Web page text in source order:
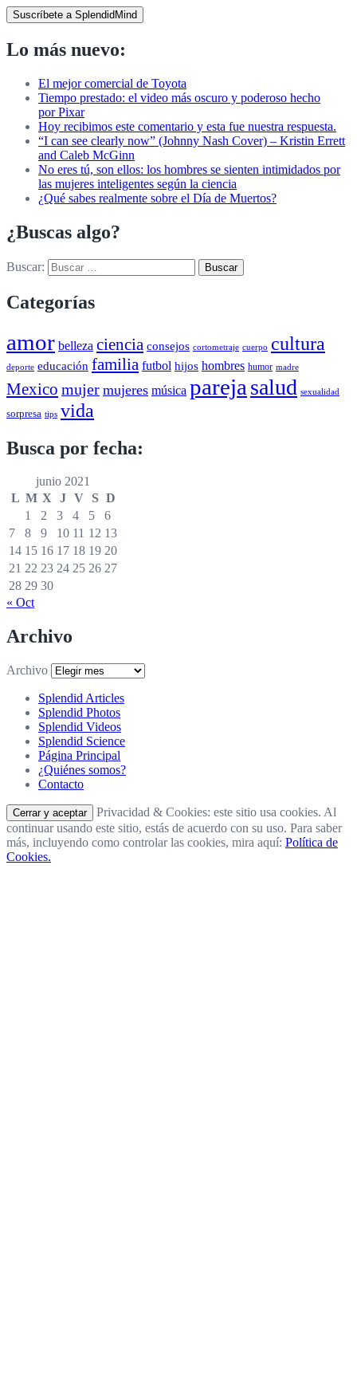
Suscríbete a SplendidMind
Lo más nuevo:
El mejor comercial de Toyota
Tiempo prestado: el video más oscuro y poderoso hecho
por Pixar
Hoy recibimos este comentario y esta fue nuestra respuesta.
“I can see clearly now” (Johnny Nash Cover) – Kristin Errett
and Caleb McGinn
No eres tú, son ellos: los hombres se sienten intimidados por
las mujeres inteligentes según la ciencia
¿Qué sabes realmente sobre el Día de Muertos?
¿Buscas algo?
Buscar:
Categorías
amor belleza ciencia consejos cortometraje cuerpo cultura
deporte educación familia futbol hijos hombres humor madre
Mexico mujer mujeres música pareja salud sexualidad
sorpresa tips vida
Busca por fecha:
junio 2021
L M X J V S D
1
2 3 4 5
6
7
8 9 10 11 12 13
14 15 16 17 18 19 20
21 22 23 24 25 26 27
28 29 30
« Oct
Archivo
Archivo
Splendid Articles
Splendid Photos
Splendid Videos
Splendid Science
Página Principal
¿Quiénes somos?
Contacto
Privacidad & Cookies: este sitio usa cookies. Al
continuar usando este sitio, estás de acuerdo con su uso. Para saber
más, incluyendo como controlar las cookies, mira aquí: Política de
Cookies.